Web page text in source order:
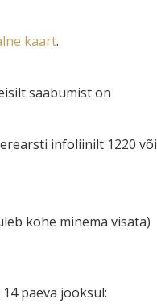
kaart.
saabumist on
infoliinilt 1220 või
kohe minema visata)
päeva jooksul: